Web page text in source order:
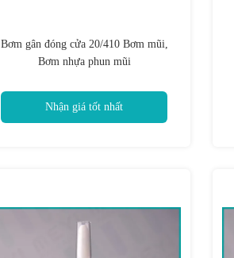
Bơm gân đóng cửa 20/410 Bơm mũi,
Bơm nhựa phun mũi
Nhận giá tốt nhất